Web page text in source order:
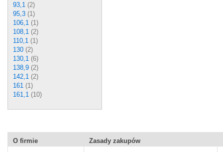
93,1 (2)
95,3 (1)
106,1 (1)
108,1 (2)
110,1 (1)
130 (2)
130,1 (6)
138,9 (2)
142,1 (2)
161 (1)
161,1 (10)
O firmie
Zasady zakupów